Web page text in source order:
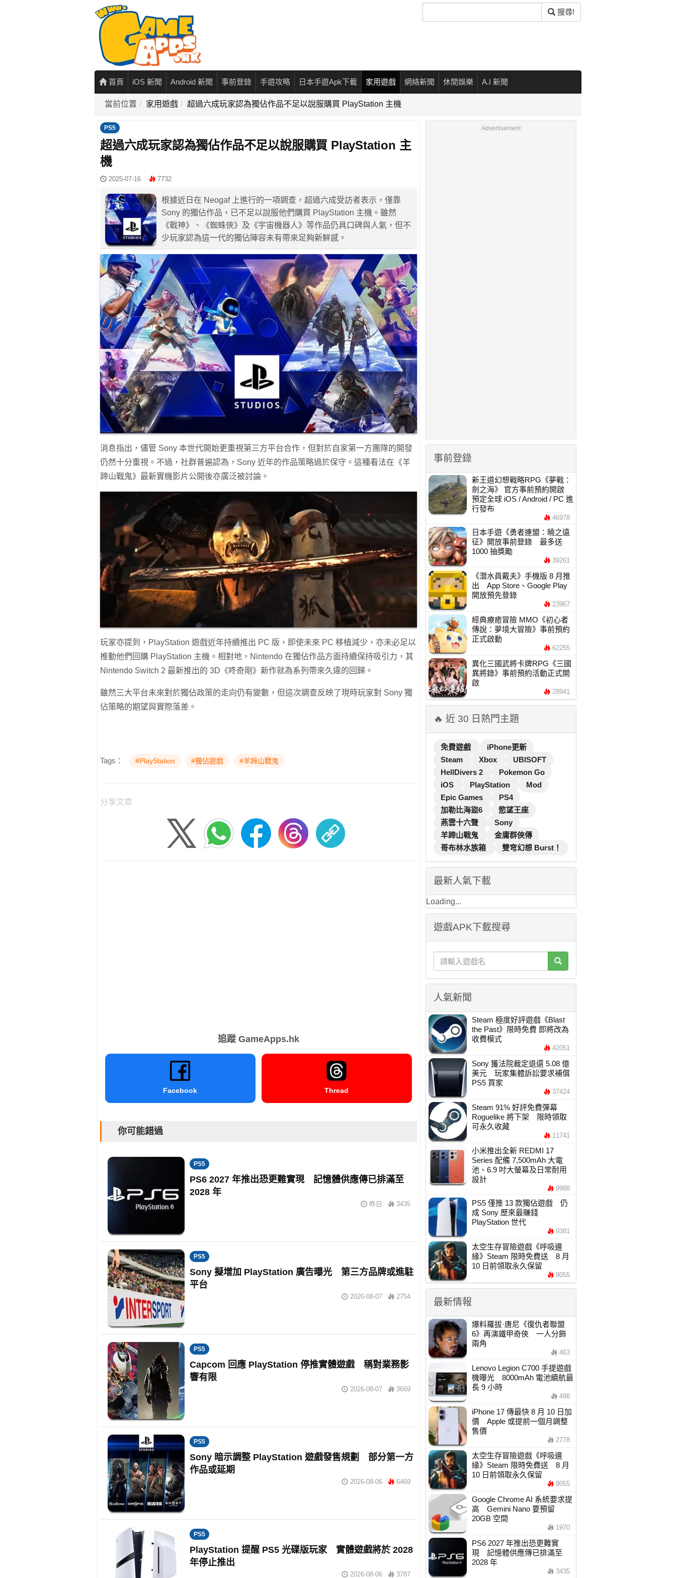
尋
搜尋!
首頁 iOS 新聞 Android 新聞 事前登錄 手遊攻略 日本手遊Apk下載 家用遊戲 網絡新聞 休閒娛樂 A.I 新聞
當前位置 家用遊戲 超過六成玩家認為獨佔作品不足以說服購買 PlayStation 主機
PS5
超過六成玩家認為獨佔作品不足以說服購買 PlayStation 主
機
2025-07-16 7732
根據近日在 Neogaf 上進行的一項調查，超過六成受訪者表示，僅靠
Sony 的獨佔作品，已不足以說服他們購買 PlayStation 主機。雖然
《戰神》、《蜘蛛俠》及《宇宙機器人》等作品仍具口碑與人氣，但不
少玩家認為這一代的獨佔陣容未有帶來足夠新鮮感。
消息指出，儘管 Sony 本世代開始更重視第三方平台合作，但對於自家第一方團隊的開發
仍然十分重視。不過，社群普遍認為，Sony 近年的作品策略過於保守。這種看法在《羊
蹄山戰鬼》最新實機影片公開後亦廣泛被討論。
玩家亦提到，PlayStation 遊戲近年持續推出 PC 版，即使未來 PC 移植減少，亦未必足以
推動他們回購 PlayStation 主機。相對地，Nintendo 在獨佔作品方面持續保持吸引力，其
Nintendo Switch 2 最新推出的 3D《咚奇剛》新作就為系列帶來久違的回歸。
雖然三大平台未來對於獨佔政策的走向仍有變數，但這次調查反映了現時玩家對 Sony 獨
佔策略的期望與實際落差。
Tags： #PlayStation #獨佔遊戲 #羊蹄山戰鬼
分享文章
追蹤 GameApps.hk
Facebook Thread
你可能錯過
PS5
PS6 2027 年推出恐更難實現 記憶體供應傳已排滿至
2028 年
昨日 3435
PS5
Sony 擬增加 PlayStation 廣告曝光 第三方品牌或進駐
平台
2026-08-07 2754
PS5
Capcom 回應 PlayStation 停推實體遊戲 稱對業務影
響有限
2026-08-07 3669
PS5
Sony 暗示調整 PlayStation 遊戲發售規劃 部分第一方
作品或延期
2026-08-06 6469
PS5
PlayStation 提醒 PS5 光碟版玩家 實體遊戲將於 2028
年停止推出
2026-08-06 3787
Advertisement
事前登錄
新王道幻想戰略RPG《夢戰：
劍之海》 官方事前預約開啟
預定全球 iOS / Android / PC 進
行發布
46978
日本手遊《勇者連盟：曉之遠
征》開放事前登錄 最多送
1000 抽獎勵
39261
《潛水員戴夫》手機版 8 月推
出 App Store、Google Play
開放預先登錄
23967
經典療癒冒險 MMO《初心者
傳說：夢境大冒險》事前預約
正式啟動
62255
異化三國武將卡牌RPG《三國
異將錄》事前預約活動正式開
啟
28941
🔥 近 30 日熱門主題
免費遊戲
iPhone更新
Steam
Xbox
UBISOFT
HellDivers 2
Pokemon Go
iOS
PlayStation
Mod
Epic Games
PS4
加勒比海盜6
慾望王座
燕雲十六聲
Sony
羊蹄山戰鬼
金庸群俠傳
哥布林水族箱
雙穹幻想 Burst！
最新人氣下載
Loading...
遊戲APK下載搜尋
人氣新聞
Steam 極度好評遊戲《Blast
the Past》限時免費 即將改為
收費模式
42051
Sony 獲法院裁定退還 5.08 億
美元 玩家集體訴訟要求補償
PS5 買家
37424
Steam 91% 好評免費彈幕
Roguelike 將下架 限時領取
可永久收藏
11741
小米推出全新 REDMI 17
Series 配備 7,500mAh 大電
池、6.9 吋大螢幕及日常耐用
設計
9988
PS5 僅推 13 款獨佔遊戲 仍
成 Sony 歷來最賺錢
PlayStation 世代
9381
太空生存冒險遊戲《呼吸邊
緣》Steam 限時免費送 8 月
10 日前領取永久保留
9055
最新情報
爆料羅拔·唐尼《復仇者聯盟
6》再演鐵甲奇俠 一人分飾
兩角
463
Lenovo Legion C700 手提遊戲
機曝光 8000mAh 電池續航最
長 9 小時
498
iPhone 17 傳最快 8 月 10 日加
價 Apple 或提前一個月調整
售價
2778
太空生存冒險遊戲《呼吸邊
緣》Steam 限時免費送 8 月
10 日前領取永久保留
9055
Google Chrome AI 系統要求提
高 Gemini Nano 要預留
20GB 空間
1970
PS6 2027 年推出恐更難實
現 記憶體供應傳已排滿至
2028 年
3435